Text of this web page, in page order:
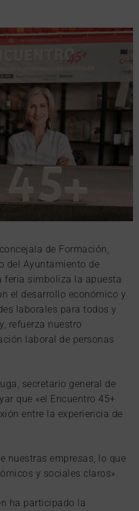
de Formación,
del Ayuntamiento de
feria simboliza la apuesta
el desarrollo económico y
laborales para todos y
refuerza nuestro
laboral de personas
secretario general de
que «el Encuentro 45+
entre la experiencia de
nuestras empresas, lo que
y sociales claros».
ha participado la